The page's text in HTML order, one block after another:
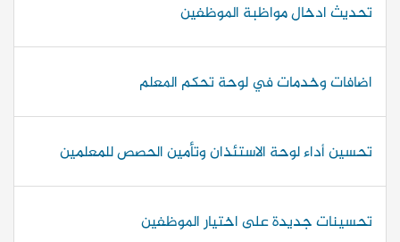
تحديث ادخال مواظبة الموظفين
اضافات وخدمات في لوحة تحكم المعلم
تحسين أداء لوحة الاستئذان وتأمين الحصص للمعلمين
تحسينات جديدة على اختيار الموظفين